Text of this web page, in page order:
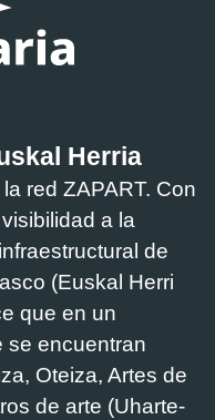
Herria
red ZAPART. Con
a la
de
(Euskal Herri
que en un
se encuentran
Oteiza, Artes de
de arte (Uharte-